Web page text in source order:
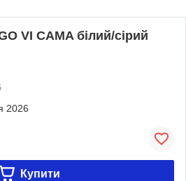
VI CAMA білий/сірий
2026
Купити